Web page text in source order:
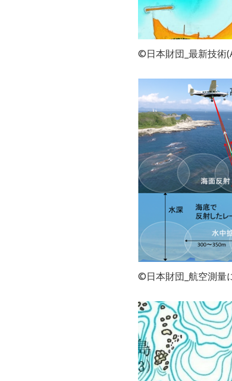
©日本財団_最新技術
©日本財団_航空測量